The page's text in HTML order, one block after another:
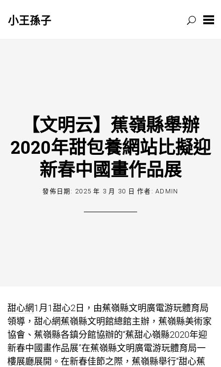
小王孫子
【文明云】蕉嶺縣舉辦
2020年甜包養網站比擬迎
新春中國畫作品展
發佈日期: 2025 年 3 月 30 日 作者:ADMIN
甜心網1月1甜心2日，由蕉嶺縣文明廣電游玩體育局
領導， 甜心網蕉嶺縣文明館總館主辦，蕉嶺縣美術家
協會、蕉嶺縣各鎮分館協辦的“蕉甜心嶺縣2020年迎
新春中國畫作品展”在蕉嶺縣文明廣電游玩體育局一
樓展廳展開。在新春佳節之際，蕉嶺縣舉行“甜心蕉